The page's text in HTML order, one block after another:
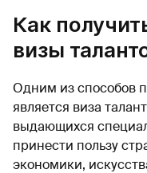
Как
визы
Одним из способов
является виза
выдающихся
принести пользу
экономики,